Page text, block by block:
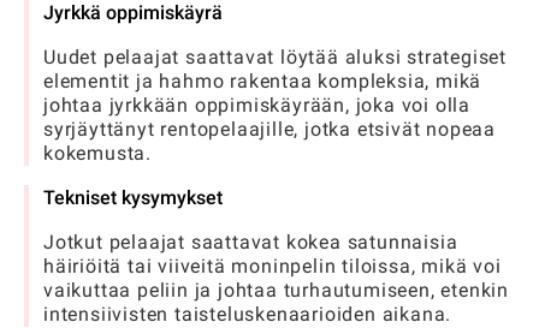
Jyrkkä oppimiskäyrä
Uudet pelaajat saattavat löytää aluksi strategiset
elementit ja hahmo rakentaa kompleksia, mikä
johtaa jyrkkään oppimiskäyrään, joka voi olla
syrjäyttänyt rentopelaajille, jotka etsivät nopeaa
kokemusta.
Tekniset kysymykset
Jotkut pelaajat saattavat kokea satunnaisia ​​
häiriöitä tai viiveitä moninpelin tiloissa, mikä voi
vaikuttaa peliin ja johtaa turhautumiseen, etenkin
intensiivisten taisteluskenaarioiden aikana.